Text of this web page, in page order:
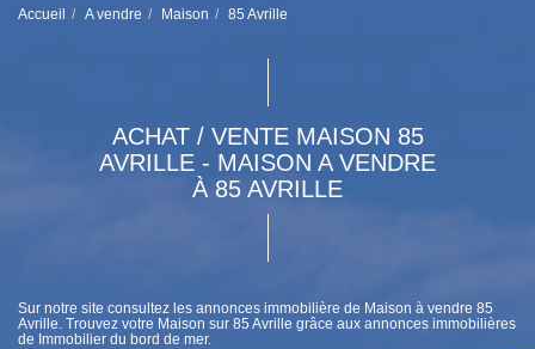
Accueil A vendre Maison 85 Avrille
ACHAT / VENTE MAISON 85
AVRILLE - MAISON A VENDRE
À 85 AVRILLE
Sur notre site consultez les annonces immobilière de Maison à vendre 85
Avrille. Trouvez votre Maison sur 85 Avrille grâce aux annonces immobilières
de Immobilier du bord de mer.